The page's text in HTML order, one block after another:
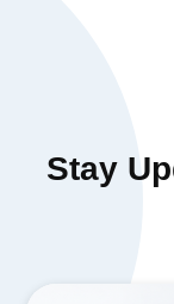
Stay